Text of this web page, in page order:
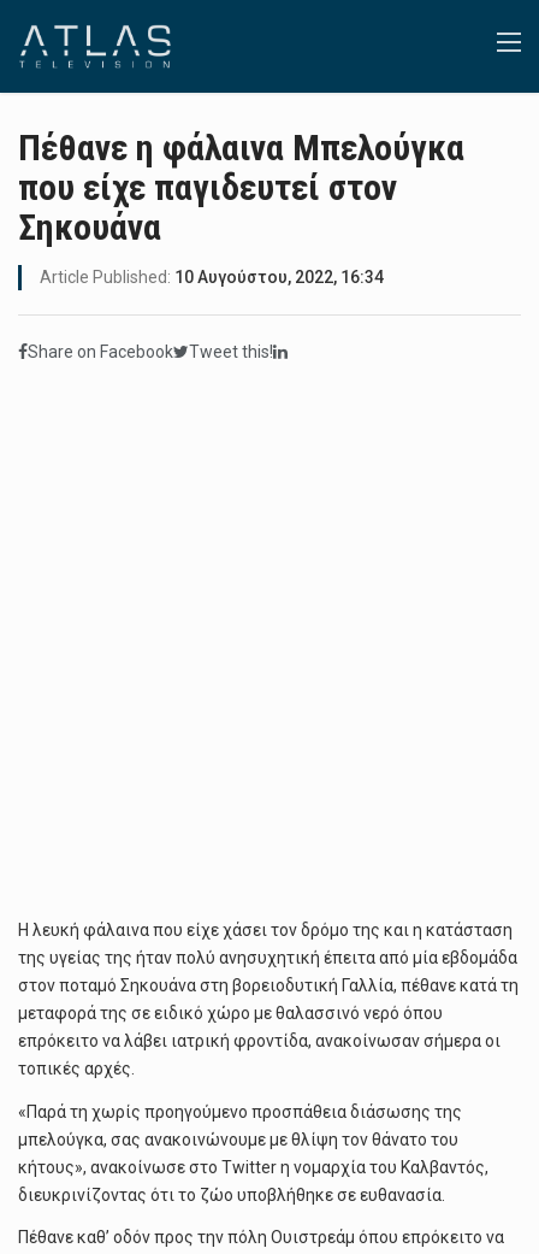
Πέθανε η φάλαινα Μπελούγκα
που είχε παγιδευτεί στον
Σηκουάνα
Article Published: 10 Αυγούστου, 2022, 16:34
Share on Facebook Tweet this!
Η λευκή φάλαινα που είχε χάσει τον δρόμο της και η κατάσταση
της υγείας της ήταν πολύ ανησυχητική έπειτα από μία εβδομάδα
στον ποταμό Σηκουάνα στη βορειοδυτική Γαλλία, πέθανε κατά τη
μεταφορά της σε ειδικό χώρο με θαλασσινό νερό όπου
επρόκειτο να λάβει ιατρική φροντίδα, ανακοίνωσαν σήμερα οι
τοπικές αρχές.
«Παρά τη χωρίς προηγούμενο προσπάθεια διάσωσης της
μπελούγκα, σας ανακοινώνουμε με θλίψη τον θάνατο του
κήτους», ανακοίνωσε στο Twitter η νομαρχία του Καλβαντός,
διευκρινίζοντας ότι το ζώο υποβλήθηκε σε ευθανασία.
Πέθανε καθ’ οδόν προς την πόλη Ουιστρεάμ όπου επρόκειτο να